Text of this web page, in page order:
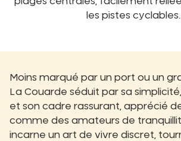
les pistes cyclables.
Moins marqué par un port ou un
La Couarde séduit par sa
et son cadre rassurant, apprécié
comme des amateurs de
incarne un art de vivre discret,